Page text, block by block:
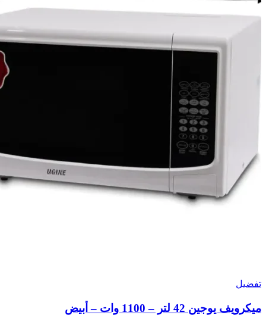
تفضيل
ميكرويف يوجين 42 لتر – 1100 وات – أبيض